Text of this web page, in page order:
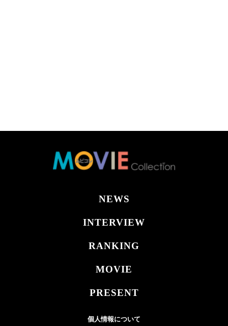
NEWS
INTERVIEW
RANKING
MOVIE
PRESENT
個人情報について